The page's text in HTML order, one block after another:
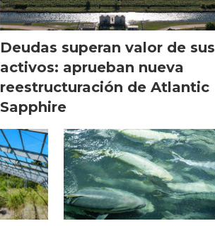
Deudas superan valor de sus
activos: aprueban nueva
reestructuración de Atlantic
Sapphire